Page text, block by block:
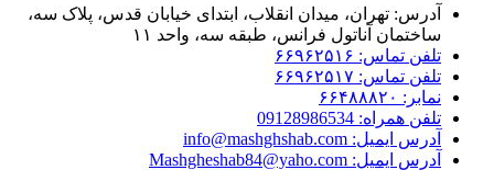
آدرس: تهران، میدان انقلاب، ابتدای خیابان قدس، پلاک سه،
ساختمان آناتول فرانس، طبقه سه، واحد ۱۱
تلفن تماس: ۶۶۹۶۲۵۱۶
تلفن تماس: ۶۶۹۶۲۵۱۷
نمابر: ۶۶۴۸۸۸۲۰
تلفن همراه: 09128986534
آدرس ایمیل: info@mashghshab.com
آدرس ایمیل: Mashgheshab84@yaho.com